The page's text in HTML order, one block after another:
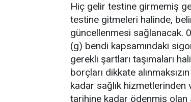
Hiç gelir testine girmemiş
testine gitmeleri halinde,
güncellenmesi sağlanacak.
(g) bendi kapsamındaki
gerekli şartları taşımaları
borçları dikkate
kadar sağlık hizmetlerinden
tarihine kadar ödenmiş olan